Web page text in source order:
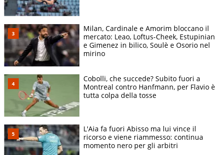
Milan, Cardinale e Amorim bloccano il
mercato: Leao, Loftus-Cheek, Estupinian
e Gimenez in bilico, Soulè e Osorio nel
mirino
Cobolli, che succede? Subito fuori a
Montreal contro Hanfmann, per Flavio è
tutta colpa della tosse
L'Aia fa fuori Abisso ma lui vince il
ricorso e viene riammesso: continua
momento nero per gli arbitri